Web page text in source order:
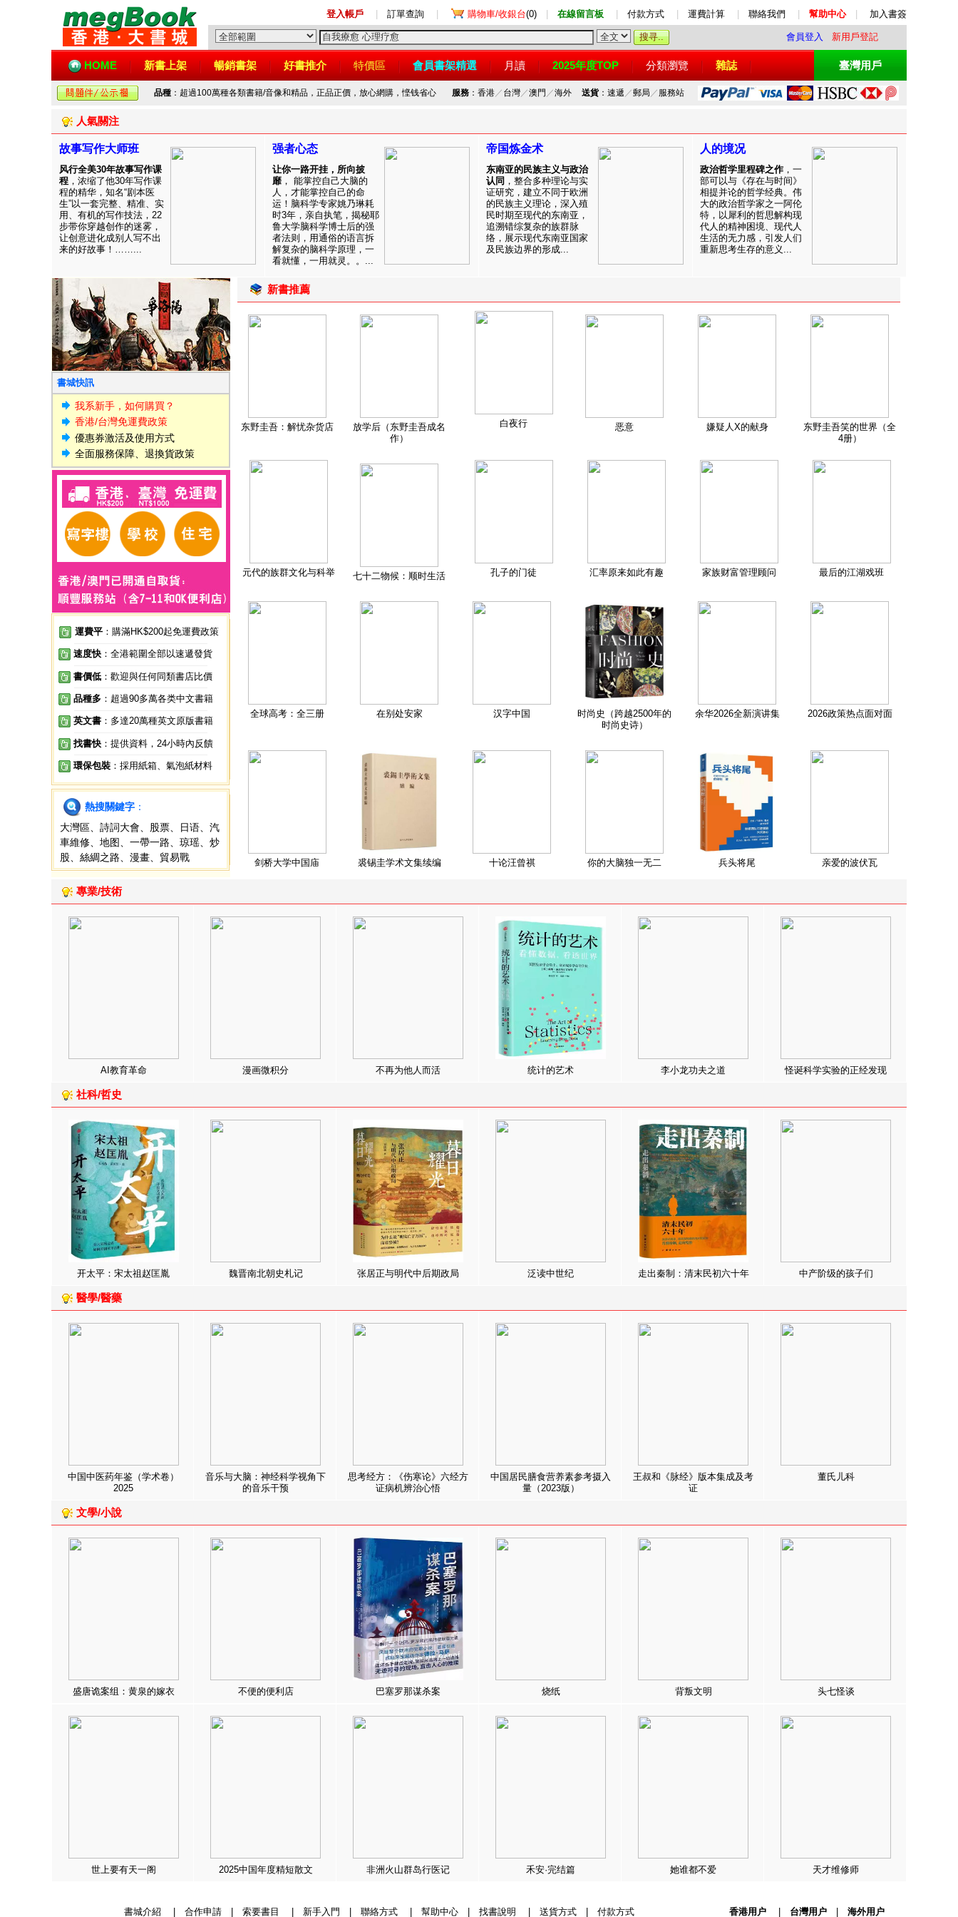
登入帳戶 訂單查詢 購物車/收銀台(0) 在線留言板 付款方式 運費計算 聯絡我們 幫助中心 加入書簽
會員登入 新用戶登記
HOME 新書上架 暢銷書架 好書推介 特價區 會員書架精選 月讀 2025年度TOP 分類瀏覽 雜誌 臺灣用戶
品種 ：超過100萬種各類書籍/音像和精品，正品正價，放心網購，悭钱省心 服務：香港／ 台灣／澳門 ／海外 送貨：速遞 ／郵局 ／ 服務站
人氣關注
故事写作大师班
风行全美30年故事写作课
程 ，浓缩了他30年写作课
程的精华，知名“剧本医
生”以一套完整、精准、实
用、有机的写作技法，22
步带你穿越创作的迷雾，
让创意进化成别人写不出
来的好故事！……...
强者心态
让你一路开挂，所向披
靡 ， 能掌控自己大脑的
人，才能掌控自己的命
运！脑科学专家姚乃琳耗
时3年，亲自执笔，揭秘耶
鲁大学脑科学博士后的强
者法则，用通俗的语言拆
解复杂的脑科学原理，一
看就懂，一用就灵。。...
帝国炼金术
东南亚的民族主义与政治
认同 ，整合多种理论与实
证研究，建立不同于欧洲
的民族主义理论，深入殖
民时期至现代的东南亚，
追溯错综复杂的族群脉
络，展示现代东南亚国家
及民族边界的形成...
人的境况
政治哲学里程碑之作 ，一
部可以与《存在与时间》
相提并论的哲学经典。伟
大的政治哲学家之一阿伦
特，以犀利的哲思解构现
代人的精神困境、现代人
生活的无力感，引发人们
重新思考生存的意义...
書城快訊
我系新手，如何購買？
香港/台灣免運費政策
優惠券激活及使用方式
全面服務保障、退換貨政策
運費平 ：購滿HK$200起免運費政策
速度快 ：全港範圍全部以速遞發貨
書價低 ：歡迎與任何同類書店比價
品種多 ：超過90多萬各类中文書籍
英文書 ：多達20萬種英文原版書籍
找書快 ：提供資料，24小時內反饋
環保包裝 ：採用紙箱、氣泡紙材料
熱搜關鍵字 ：
大灣區
詩詞大會 股票 日语
汽
車維修
地图 一帶一路 琼瑶
炒
股
絲綢之路 漫畫 貿易戰
新書推薦
东野圭吾：解忧杂货店
放学后（东野圭吾成名
作）
白夜行 恶意 嫌疑人X的献身
东野圭吾笑的世界（全
4册）
元代的族群文化与科举 七十二物候：顺时生活 孔子的门徒 汇率原来如此有趣 家族财富管理顾问 最后的江湖戏班
全球高考：全三册 在别处安家 汉字中国
时尚史（跨越2500年的
时尚史诗）
余华2026全新演讲集 2026政策热点面对面
剑桥大学中国庙 裘锡圭学术文集续编 十论汪曾祺 你的大脑独一无二 兵头将尾 亲爱的波伏瓦
專業/技術
AI教育革命 漫画微积分 不再为他人而活 统计的艺术 李小龙功夫之道 怪诞科学实验的正经发现
社科/哲史
开太平：宋太祖赵匡胤 魏晋南北朝史札记 张居正与明代中后期政局 泛读中世纪 走出秦制：清末民初六十年 中产阶级的孩子们
醫學/醫藥
中国中医药年鉴（学术卷）
2025
音乐与大脑：神经科学视角下
的音乐干预
思考经方：《伤寒论》六经方
证病机辨治心悟
中国居民膳食营养素参考摄入
量（2023版）
王叔和《脉经》版本集成及考
证
董氏儿科
文學/小說
盛唐诡案组：黄泉的嫁衣 不便的便利店 巴塞罗那谋杀案 烧纸 背叛文明 头七怪谈
世上要有天一阁 2025中国年度精短散文 非洲火山群岛行医记 禾安·完结篇 她谁都不爱 天才维修师
書城介紹 合作申請| 索要書目 新手入門 聯絡方式| 幫助中心| 找書說明 送貨方式| 付款方式 香港用户| 台灣用户| 海外用户